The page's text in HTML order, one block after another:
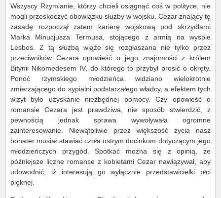
Wszyscy Rzymianie, którzy chcieli osiągnąć coś w polityce, nie
mogli przeskoczyć obowiązku służby w wojsku. Cezar znający tę
zasadę rozpoczął zatem karierę wojskową pod skrzydłami
Marka Minucjusza Termusa, stojącego z armią na wyspie
Lesbos. Z tą służbą wiąże się rozgłaszana nie tylko przez
przeciwników Cezara opowieść o jego znajomości z królem
Bitynii Nikomedesem IV, do którego to przybył prosić o okręty.
Ponoć rzymskiego młodzieńca widziano wielokrotnie
zmierzającego do sypialni podstarzałego władcy, a efektem tych
wizyt było uzyskanie niezbędnej pomocy. Czy opowieść o
romansie Cezara jest prawdziwa, nie sposób stwierdzić, z
pewnością jednak sprawa wywoływała ogromne
zainteresowanie. Niewątpliwie przez większość życia nasz
bohater musiał stawiać czoła ostrym docinkom dotyczącym jego
młodzieńczych przygód. Spotkać można się z opinią, że
późniejsze liczne romanse z kobietami Cezar nawiązywał, aby
udowodnić, iż interesują go wyłącznie przedstawicielki płci
pięknej.